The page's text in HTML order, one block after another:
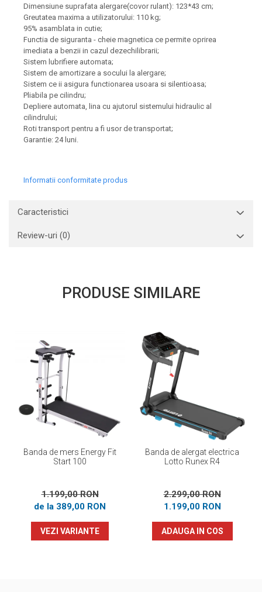
Dimensiune suprafata alergare(covor rulant): 123*43 cm;
Greutatea maxima a utilizatorului: 110 kg;
95% asamblata in cutie;
Functia de siguranta - cheie magnetica ce permite oprirea
imediata a benzii in cazul dezechilibrarii;
Sistem lubrifiere automata;
Sistem de amortizare a socului la alergare;
Sistem ce ii asigura functionarea usoara si silentioasa;
Pliabila pe cilindru;
Depliere automata, lina cu ajutorul sistemului hidraulic al
cilindrului;
Roti transport pentru a fi usor de transportat;
Garantie: 24 luni.
Informatii conformitate produs
Caracteristici
Review-uri (0)
PRODUSE SIMILARE
Banda de mers Energy Fit
Start 100
1.199,00 RON
de la 389,00 RON
VEZI VARIANTE
Banda de alergat electrica
Lotto Runex R4
2.299,00 RON
1.199,00 RON
ADAUGA IN COS